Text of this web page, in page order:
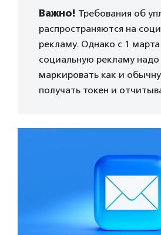
Важно! Требования об
распространяются на
рекламу. Однако с 1
социальную рекламу надо
маркировать как и
получать токен и